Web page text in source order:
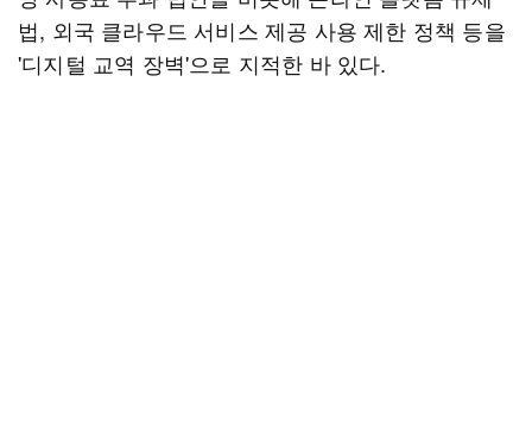
법, 외국 클라우드 서비스 제공 사용 제한 정책 등을
'디지털 교역 장벽'으로 지적한 바 있다.